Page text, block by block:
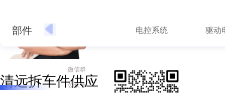
微信群
公众号
部件
后视镜 电控系统 驱动
清远拆车件供应